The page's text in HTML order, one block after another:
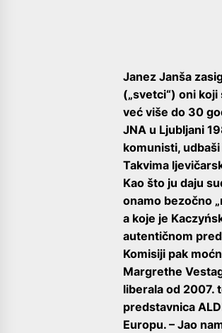
Janez Janša
(„svetci“) oni
već više do 30
JNA u Ljubljani
komunisti,
Takvima
Kao što ju daju
onamo bezočno
a koje je
autentičnom
Komisiji pak
Margrethe
liberala od 2007.
predstavnica
Europu. – Jao